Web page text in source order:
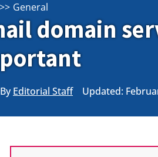
General
domain
ByEditorial Staff Updated: